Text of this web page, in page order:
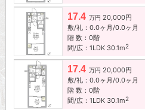
17.4 万円 20,000円
敷/礼：0.0ヶ月/0.0ヶ月
階 数：0階
間/広：1LDK 30.1m2
17.4 万円 20,000円
敷/礼：0.0ヶ月/0.0ヶ月
階 数：0階
間/広：1LDK 30.1m2